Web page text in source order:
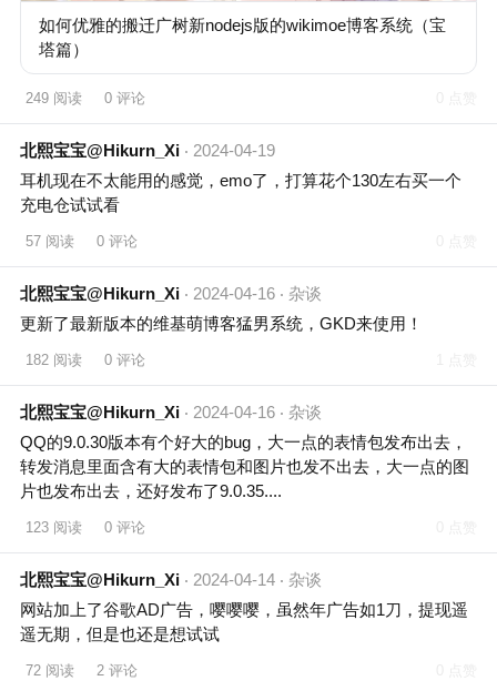
如何优雅的搬迁广树新nodejs版的wikimoe博客系统（宝
塔篇）
249 阅读 0 评论
北熙宝宝@Hikurn_Xi
2024-04-19
耳机现在不太能用的感觉，emo了，打算花个130左右买一个
充电仓试试看
57 阅读 0 评论
北熙宝宝@Hikurn_Xi 2024-04-16
杂谈
更新了最新版本的维基萌博客猛男系统，GKD来使用！
182 阅读 0 评论
北熙宝宝@Hikurn_Xi 2024-04-16
杂谈
QQ的9.0.30版本有个好大的bug，大一点的表情包发布出去，
转发消息里面含有大的表情包和图片也发不出去，大一点的图
片也发布出去，还好发布了9.0.35....
123 阅读 0 评论
北熙宝宝@Hikurn_Xi 2024-04-14
杂谈
网站加上了谷歌AD广告，嘤嘤嘤，虽然年广告如1刀，提现遥
遥无期，但是也还是想试试
72 阅读 2 评论